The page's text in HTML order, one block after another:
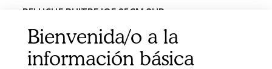
PELUCHE BUITRE JOE 25CM 3UD
Bienvenida/o a la
información básica